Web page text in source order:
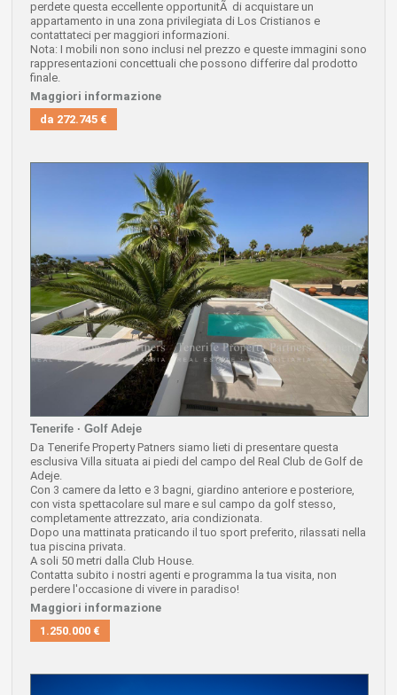
perdete questa eccellente opportunitÃ di acquistare un
appartamento in una zona privilegiata di Los Cristianos e
contattateci per maggiori informazioni.
Nota: I mobili non sono inclusi nel prezzo e queste immagini sono
rappresentazioni concettuali che possono differire dal prodotto
finale.
Maggiori informazione
da 272.745 €
Tenerife · Golf Adeje
Da Tenerife Property Patners siamo lieti di presentare questa
esclusiva Villa situata ai piedi del campo del Real Club de Golf de
Adeje.
Con 3 camere da letto e 3 bagni, giardino anteriore e posteriore,
con vista spettacolare sul mare e sul campo da golf stesso,
completamente attrezzato, aria condizionata.
Dopo una mattinata praticando il tuo sport preferito, rilassati nella
tua piscina privata.
A soli 50 metri dalla Club House.
Contatta subito i nostri agenti e programma la tua visita, non
perdere l'occasione di vivere in paradiso!
Maggiori informazione
1.250.000 €